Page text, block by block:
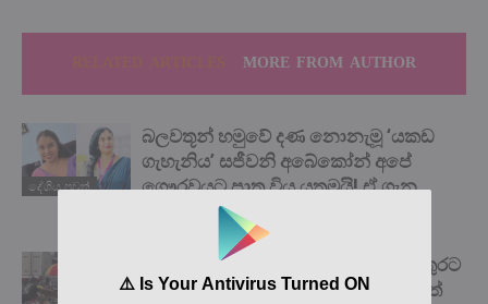
MORE FROM AUTHOR
දේශිය පුවත්
බලවතූන් හමුවේ දණ නොනැමූ ‘යකඩ
ගැහැනිය’ සජීවනි අබේකෝන් අපේ
ගෞරවයට පාත්‍ර විය යුතුමයි! ඒ ගැන
ඇසෙන කතාව මෙන්න…
එතන මිනිස්සු දාන්න එපා කියද්දිත් වතුරට
දැම්මෙ රස්සාවට නොගියොත් ඒ දවසත්